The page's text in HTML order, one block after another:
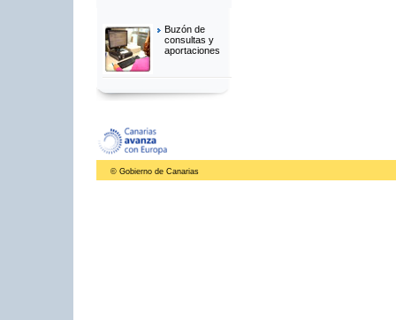
Buzón de
consultas y
aportaciones
© Gobierno de Canarias